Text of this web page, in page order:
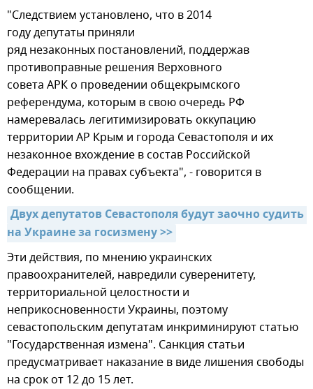
"Следствием установлено, что в 2014
году депутаты приняли
ряд незаконных постановлений, поддержав
противоправные решения Верховного
совета АРК о проведении общекрымского
референдума, которым в свою очередь РФ
намеревалась легитимизировать оккупацию
территории АР Крым и города Севастополя и их
незаконное вхождение в состав Российской
Федерации на правах субъекта", - говорится в
сообщении.
Двух депутатов Севастополя будут заочно судить
на Украине за госизмену >>
Эти действия, по мнению украинских
правоохранителей, навредили суверенитету,
территориальной целостности и
неприкосновенности Украины, поэтому
севастопольским депутатам инкриминируют статью
"Государственная измена". Санкция статьи
предусматривает наказание в виде лишения свободы
на срок от 12 до 15 лет.